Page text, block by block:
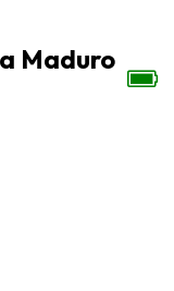
Maduro